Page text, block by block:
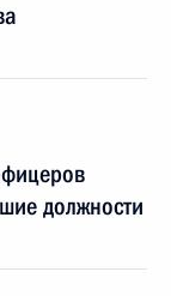
должности